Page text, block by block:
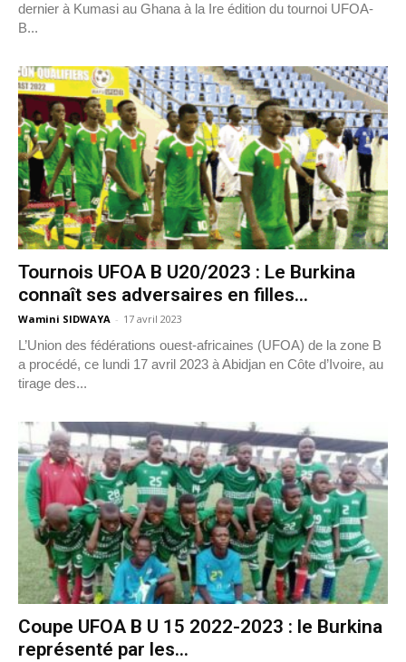
dernier à Kumasi au Ghana à la Ire édition du tournoi UFOA-
B...
Tournois UFOA B U20/2023 : Le Burkina
connaît ses adversaires en filles...
Wamini SIDWAYA - 17 avril 2023
L’Union des fédérations ouest-africaines (UFOA) de la zone B
a procédé, ce lundi 17 avril 2023 à Abidjan en Côte d’Ivoire, au
tirage des...
Coupe UFOA B U 15 2022-2023 : le Burkina
représenté par les...